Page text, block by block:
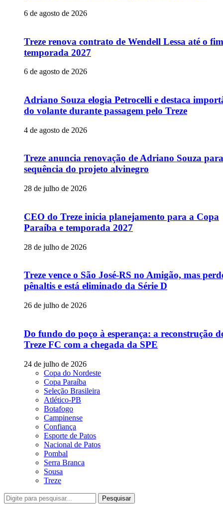
6 de agosto de 2026
Treze renova contrato de Wendell Lessa até o
temporada 2027
6 de agosto de 2026
Adriano Souza elogia Petrocelli e destaca
do volante durante passagem pelo Treze
4 de agosto de 2026
Treze anuncia renovação de Adriano Souza para
sequência do projeto alvinegro
28 de julho de 2026
CEO do Treze inicia planejamento para a Copa
Paraíba e temporada 2027
28 de julho de 2026
Treze vence o São José-RS no Amigão, mas
pênaltis e está eliminado da Série D
26 de julho de 2026
Do fundo do poço à esperança: a reconstrução
Treze FC com a chegada da SPE
24 de julho de 2026
Copa do Nordeste
Copa Paraíba
Seleção Brasileira
Atlético-PB
Botafogo
Campinense
Confiança
Esporte de Patos
Nacional de Patos
Pombal
Serra Branca
Sousa
Treze
Pesquisar